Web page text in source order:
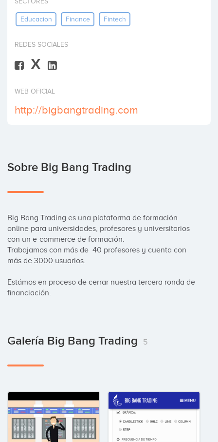
Educacion Finance Fintech
REDES SOCIALES
X
WEB OFICIAL
http://bigbangtrading.com
Sobre Big Bang Trading
Big Bang Trading es una plataforma de formación
online para universidades, profesores y universitarios
con un e-commerce de formación.
Trabajamos con más de  40 profesores y cuenta con
más de 3000 usuarios.
Estámos en proceso de cerrar nuestra tercera ronda de
financiación.
Galería Big Bang Trading 5